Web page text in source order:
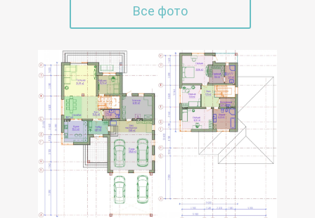
Все фото